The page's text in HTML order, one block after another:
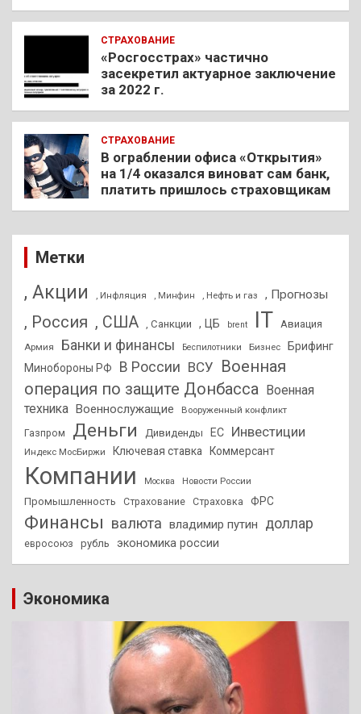
СТРАХОВАНИЕ
«Росгосстрах» частично
засекретил актуарное заключение
за 2022 г.
СТРАХОВАНИЕ
В ограблении офиса «Открытия»
на 1/4 оказался виноват сам банк,
платить пришлось страховщикам
Метки
, Акции , Инфляция , Минфин , Нефть и газ , Прогнозы
, Россия , США , Санкции , ЦБ brent IT Авиация
Армия Банки и финансы Беспилотники Бизнес
Брифинг
Минобороны РФ
В России ВСУ Военная
операция по защите Донбасса
Военная
техника
Военнослужащие Вооруженный конфликт
Газпром Деньги Дивиденды ЕС Инвестиции
Индекс МосБиржи Ключевая ставка Коммерсант
Компании Москва Новости России
Промышленность Страхование Страховка ФРС
Финансы валюта владимир путин доллар
евросоюз рубль экономика россии
Экономика